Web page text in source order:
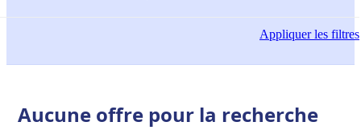
Appliquerles filtres
Aucune offre pour la recherche